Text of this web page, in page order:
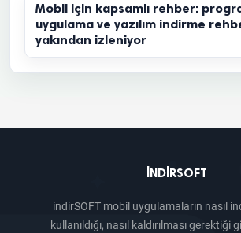
Mobil için kapsamlı rehber:
uygulama ve yazılım indirme
yakından izleniyor
INDIRSOFT
indirSOFT mobil uygulamaların nasıl
kullanıldığı, nasıl kaldırılması gerektiği